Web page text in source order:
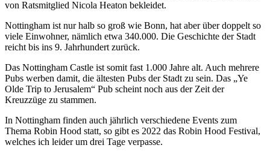
von Ratsmitglied Nicola Heaton bekleidet.
Nottingham ist nur halb so groß wie Bonn, hat aber über doppelt so
viele Einwohner, nämlich etwa 340.000. Die Geschichte der Stadt
reicht bis ins 9. Jahrhundert zurück.
Das Nottingham Castle ist somit fast 1.000 Jahre alt. Auch mehrere
Pubs werben damit, die ältesten Pubs der Stadt zu sein. Das „Ye
Olde Trip to Jerusalem“ Pub scheint noch aus der Zeit der
Kreuzzüge zu stammen.
In Nottingham finden auch jährlich verschiedene Events zum
Thema Robin Hood statt, so gibt es 2022 das Robin Hood Festival,
welches ich leider um drei Tage verpasse.